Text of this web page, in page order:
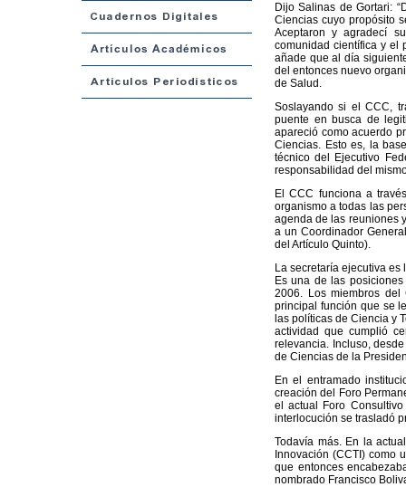
Dijo Salinas de Gortari:
Ciencias cuyo propósito
Aceptaron y agradecí
comunidad científica y el
añade que al día
del entonces nuevo
de Salud.
Soslayando si el CCC,
puente en busca de
apareció como acuerdo
Ciencias. Esto es, la
técnico del Ejecutivo
responsabilidad del
El CCC funciona a
organismo a todas las
agenda de las reuniones
a un Coordinador
del Artículo Quinto).
La secretaría ejecutiva
Es una de las
2006. Los miembros del
principal función que se
las políticas de Ciencia y
actividad que cumplió
relevancia. Incluso,
de Ciencias de la
En el entramado
creación del Foro
el actual Foro
interlocución se trasladó
Todavía más. En la
Innovación (CCTI) como
que entonces
nombrado Francisco